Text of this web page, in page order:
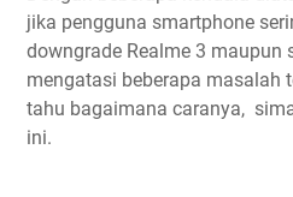
jika pengguna smartphone
downgrade Realme 3 maupun
mengatasi beberapa masalah
tahu bagaimana caranya,
ini.